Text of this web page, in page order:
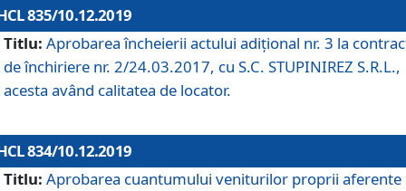
835/10.12.2019
Titlu: Aprobarea încheierii actului adițional nr. 3 la
de închiriere nr. 2/24.03.2017, cu S.C. STUPINIREZ S.R.L.,
acesta având calitatea de locator.
834/10.12.2019
Titlu: Aprobarea cuantumului veniturilor proprii aferente